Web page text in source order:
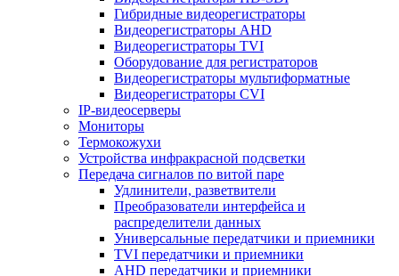
Гибридные видеорегистраторы
Видеорегистраторы AHD
Видеорегистраторы TVI
Оборудование для регистраторов
Видеорегистраторы мультиформатные
Видеорегистраторы CVI
IP-видеосерверы
Мониторы
Термокожухи
Устройства инфракрасной подсветки
Передача сигналов по витой паре
Удлинители, разветвители
Преобразователи интерфейса и
распределители данных
Универсальные передатчики и приемники
TVI передатчики и приемники
AHD передатчики и приемники